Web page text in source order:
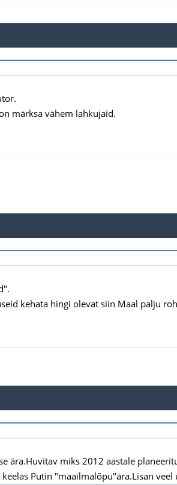
märksa vähem lahkujaid.
kehata hingi olevat siin Maal palju
ära.Huvitav miks 2012 aastale
Putin "maailmalõpu"ära.Lisan